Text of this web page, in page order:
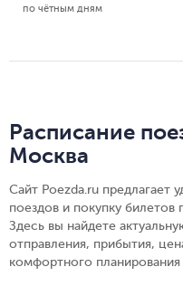
по чётным дням
Расписание
Москва
Сайт Poezda.ru предлагает
поездов и покупку
Здесь вы найдете
отправления, прибытия,
комфортного планирования